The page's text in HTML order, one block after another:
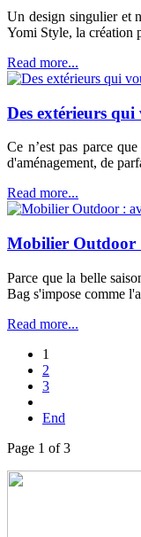
Un design singulier et
Yomi Style, la création
Read more...
Des extérieurs qui
Ce n’est pas parce
d'aménagement, de
Read more...
Mobilier Outdoor
Parce que la belle
Bag s'impose comme
Read more...
1
2
3
End
Page 1 of 3